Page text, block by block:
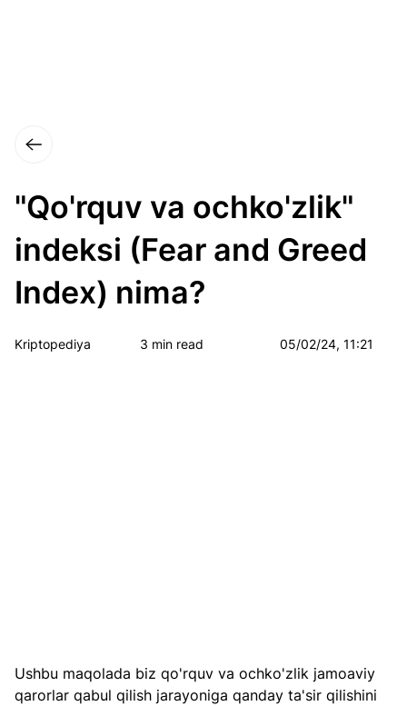
"Qo'rquv va ochko'zlik"
indeksi (Fear and Greed
Index) nima?
Kriptopediya 3 min read 05/02/24, 11:21
Ushbu maqolada biz qo'rquv va ochko'zlik jamoaviy
qarorlar qabul qilish jarayoniga qanday ta'sir qilishini